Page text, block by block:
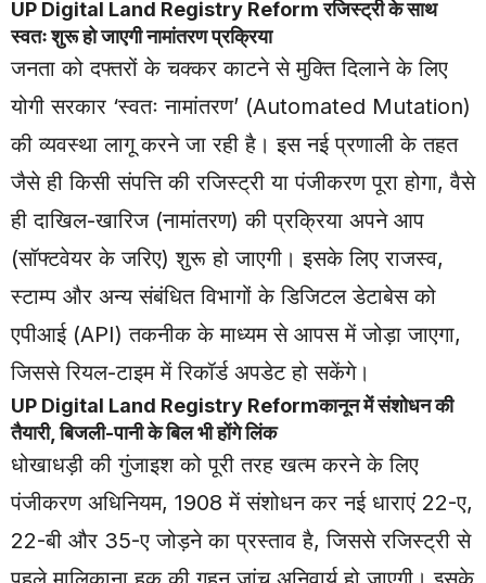
UP Digital Land Registry Reform रजिस्ट्री के साथ
स्वतः शुरू हो जाएगी नामांतरण प्रक्रिया
जनता को दफ्तरों के चक्कर काटने से मुक्ति दिलाने के लिए
योगी सरकार ‘स्वतः नामांतरण’ (Automated Mutation)
की व्यवस्था लागू करने जा रही है। इस नई प्रणाली के तहत
जैसे ही किसी संपत्ति की रजिस्ट्री या पंजीकरण पूरा होगा, वैसे
ही दाखिल-खारिज (नामांतरण) की प्रक्रिया अपने आप
(सॉफ्टवेयर के जरिए) शुरू हो जाएगी। इसके लिए राजस्व,
स्टाम्प और अन्य संबंधित विभागों के डिजिटल डेटाबेस को
एपीआई (API) तकनीक के माध्यम से आपस में जोड़ा जाएगा,
जिससे रियल-टाइम में रिकॉर्ड अपडेट हो सकेंगे।
UP Digital Land Registry Reformकानून में संशोधन की
तैयारी, बिजली-पानी के बिल भी होंगे लिंक
धोखाधड़ी की गुंजाइश को पूरी तरह खत्म करने के लिए
पंजीकरण अधिनियम, 1908 में संशोधन कर नई धाराएं 22-ए,
22-बी और 35-ए जोड़ने का प्रस्ताव है, जिससे रजिस्ट्री से